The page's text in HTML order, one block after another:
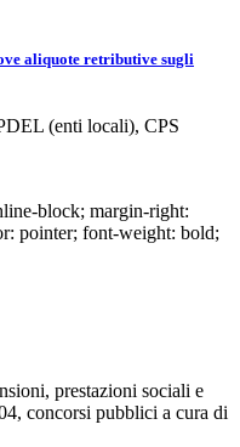
aliquote retributive sugli
(enti locali), CPS
block; margin-right:
pointer; font-weight: bold;
prestazioni sociali e
concorsi pubblici a cura di